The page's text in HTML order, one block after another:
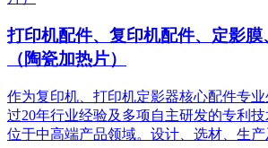
打印机配件、复印机配件、定影
（陶瓷加热片）
作为复印机、打印机定影器核心配件专
过20年行业经验及多项自主研发的专利
位于中高端产品领域。设计、选材、生